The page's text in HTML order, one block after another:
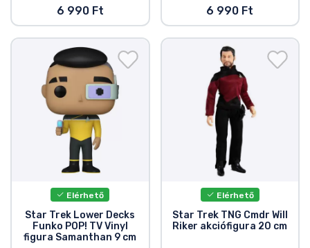
6 990 Ft 6 990 Ft
Elérhető
Star Trek Lower Decks
Funko POP! TV Vinyl
figura Samanthan 9 cm
Elérhető
Star Trek TNG Cmdr Will
Riker akciófigura 20 cm